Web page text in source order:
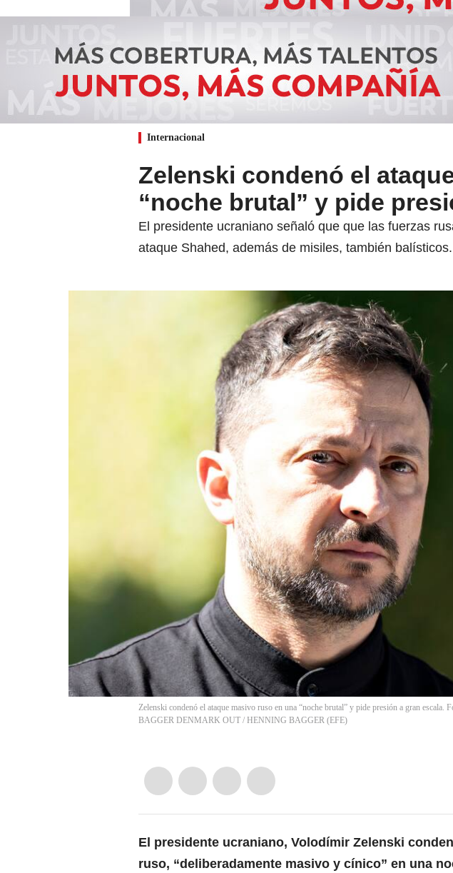
Internacional
Zelenski condenó el
“noche brutal” y pide
El presidente ucraniano señaló que que las fuerzas
ataque Shahed, además de misiles, también balísticos.
Zelenski condenó el ataque masivo ruso en una “noche brutal” y pide presión a gran
BAGGER DENMARK OUT / HENNING BAGGER (EFE)
El presidente ucraniano, Volodímir Zelenski
ruso, “deliberadamente masivo y cínico” en una